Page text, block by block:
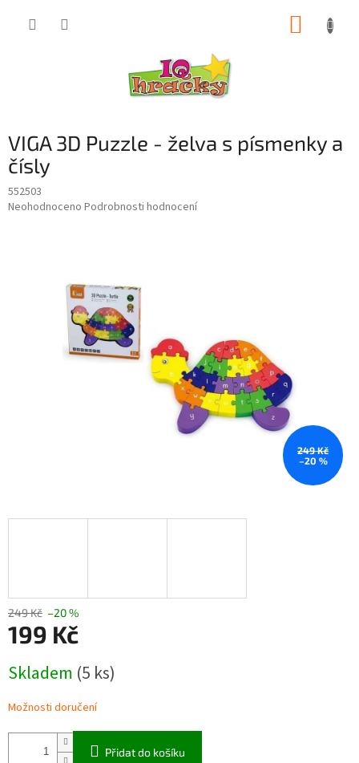
VIGA 3D Puzzle - želva s písmenky a
čísly
552503
Průměrné
Neohodnoceno Podrobnosti hodnocení
249 Kč
–20 %
249 Kč –20 %
199 Kč
cena:
Skladem (5 ks)
Možnosti doručení
Přidat do košíku